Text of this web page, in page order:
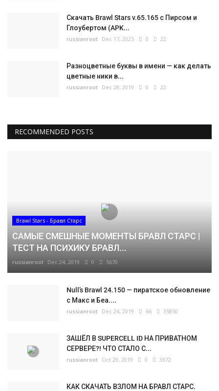
Скачать Brawl Stars v.65.165 с Пирсом и
Глоубертом (APK...
russianroot Dec 17, 2025 0 22
Разноцветные буквы в имени — как делать
цветные ники в...
russianroot Dec 28, 2019 0 22
RECOMMENDED POSTS
Brawl Stars - Бравл Старс
САМЫЕ СМЕШНЫЕ МОМЕНТЫ БРАВЛ СТАРС |
ТЕСТ НА ПСИХИКУ БРАВЛ...
russianroot Dec 24, 2019 0 5670
Null’s Brawl 24.150 — пиратское обновление
с Макс и Беа....
russianroot Dec 24, 2019 66 35850
ЗАШЁЛ В SUPERCELL ID НА ПРИВАТНОМ
СЕРВЕРЕ?! ЧТО СТАЛО С...
russianroot Oct 29, 2019 0 3672
КАК СКАЧАТЬ ВЗЛОМ НА БРАВЛ СТАРС.